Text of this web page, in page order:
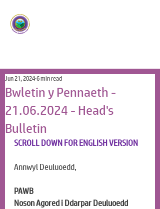
Bwletin y Pennaeth -
21.06.2024 - Head's
Bulletin
Jun 21, 20246 min read
SCROLL DOWN FOR ENGLISH VERSION
Annwyl Deuluoedd,
PAWB
Noson Agored i Ddarpar Deuluoedd